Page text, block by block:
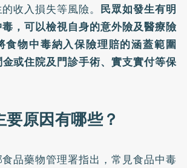
收入損失等風險。 民眾如發生有明
，可以檢視自身的意外險及醫療險
食物中毒納入保險理賠的涵蓋範圍
金或住院及門診手術、實支實付等保
原因有哪些？
品藥物管理署指出，常見食品中毒